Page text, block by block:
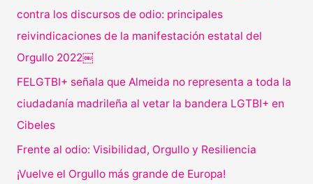
contra los discursos de odio: principales
reivindicaciones de la manifestación estatal del
Orgullo 2022￼
FELGTBI+ señala que Almeida no representa a toda la
ciudadanía madrileña al vetar la bandera LGTBI+ en
Cibeles
Frente al odio: Visibilidad, Orgullo y Resiliencia
¡Vuelve el Orgullo más grande de Europa!